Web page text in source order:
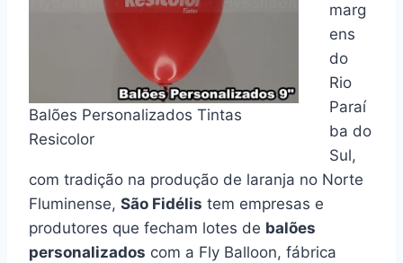
Balões Personalizados Tintas
Resicolor
marg
ens
do
Rio
Paraí
ba do
Sul,
com tradição na produção de laranja no Norte
Fluminense, São Fidélis tem empresas e
produtores que fecham lotes de balões
personalizados com a Fly Balloon, fábrica